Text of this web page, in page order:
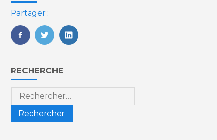
Partager :
FaceBook
TwitterLinkedIn
Blog
sidebar
RECHERCHE
Rechercher :